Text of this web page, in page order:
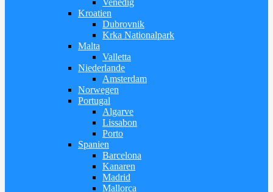
Kroatien
Dubrovnik
Krka Nationalpark
Malta
Valletta
Niederlande
Amsterdam
Norwegen
Portugal
Algarve
Lissabon
Porto
Spanien
Barcelona
Kanaren
Madrid
Mallorca